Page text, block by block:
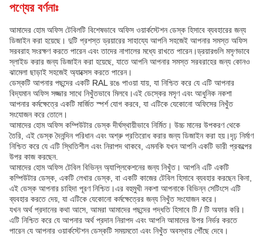
পণ্যের বর্ণনাঃ
আমাদের হোম অফিস টেবিলটি বিশেষভাবে অফিস ওয়ার্কস্টেশন ডেস্ক হিসাবে ব্যবহারের জন্য
ডিজাইন করা হয়েছে। দুটি প্রশস্ত ড্রয়ারের সাহায্যে আপনি সহজেই আপনার সমস্ত অফিস
সরবরাহ সংরক্ষণ করতে পারেন এবং তাদের নাগালের মধ্যে রাখতে পারেন।ড্রয়ারগুলি মসৃণভাবে
স্লাইড করার জন্য ডিজাইন করা হয়েছে, যাতে আপনি আপনার সমস্ত সরবরাহের জন্য কোনও
ঝামেলা ছাড়াই সহজেই অ্যাক্সেস করতে পারেন।
ডেস্কটি আপনার পছন্দের একটি RAL রঙে পাওয়া যায়, যা নিশ্চিত করে যে এটি আপনার
বিদ্যমান অফিস সজ্জার সাথে নিখুঁতভাবে মিলবে।এই ডেস্কের মসৃণ এবং আধুনিক নকশা
আপনার কর্মক্ষেত্রে একটি মার্জিত স্পর্শ যোগ করবে, যা এটিকে যেকোনো অফিসের নিখুঁত
সংযোজন করে তোলে।
আমাদের হোম অফিস কম্পিউটার ডেস্ক দীর্ঘস্থায়ীভাবে নির্মিত। উচ্চ মানের উপকরণ থেকে
তৈরি, এই ডেস্ক দৈনন্দিন পরিধান এবং অশ্রু প্রতিরোধ করার জন্য ডিজাইন করা হয়।দৃঢ় নির্মাণ
নিশ্চিত করে যে এটি স্থিতিশীল এবং নিরাপদ থাকবে, এমনকি যখন আপনি একটি ভারী প্রকল্পের
উপর কাজ করছেন.
আমাদের হোম অফিস টেবিল বিভিন্ন অ্যাপ্লিকেশনের জন্য নিখুঁত। আপনি এটি একটি
কম্পিউটার ডেস্ক, একটি লেখার ডেস্ক, বা একটি কাজের টেবিল হিসাবে ব্যবহার করছেন কিনা,
এই ডেস্ক আপনার চাহিদা পূরণ নিশ্চিত।এর বহুমুখী নকশা আপনাকে বিভিন্ন সেটিংসে এটি
ব্যবহার করতে দেয়, যা এটিকে যেকোনো কর্মক্ষেত্রের জন্য নিখুঁত সংযোজন করে।
যখন অর্থ প্রদানের কথা আসে, আমরা আমাদের পছন্দের পদ্ধতি হিসাবে টি / টি অফার করি।
এটি নিশ্চিত করে যে আপনার অর্থ প্রদান নিরাপদ এবং আপনি আমাদের উপর নির্ভর করতে
পারেন যে আপনার ওয়ার্কস্টেশন ডেস্কটি সময়মতো এবং নিখুঁত অবস্থায় পৌঁছে দেবে।